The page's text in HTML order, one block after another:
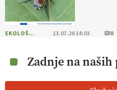
EKOLOŠKO LOGIČNO 13.07.26 14:03 0
Zadnje na